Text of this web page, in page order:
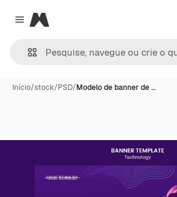
Close menu
Magnific
Início/stock/PSD/Modelo de banner de …